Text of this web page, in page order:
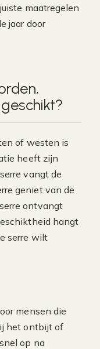
maatregelen
jaar door
of westen is
heeft zijn
vangt de
geniet van de
ontvangt
hangt
serre wilt
mensen die
het ontbijt of
op na